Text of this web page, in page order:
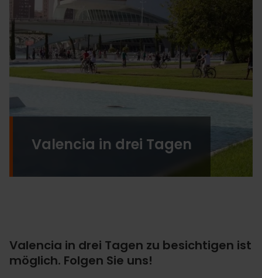
Valencia in drei Tagen
Valencia in drei Tagen zu besichtigen ist
möglich. Folgen Sie uns!